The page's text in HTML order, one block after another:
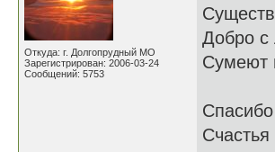
Откуда: г. Долгопрудный МО
Зарегистрирован: 2006-03-24
Сообщений: 5753
Добро с
Сумеют